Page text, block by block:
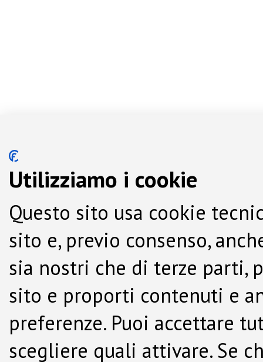
Utilizziamo i cookie
Questo sito usa cookie
sito e, previo consenso,
sia nostri che di terze parti,
sito e proporti contenuti e
preferenze. Puoi accettare
scegliere quali attivare. Se